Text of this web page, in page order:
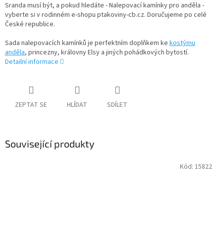
Sranda musí být, a pokud hledáte - Nalepovací kamínky pro anděla -
vyberte si v rodinném e-shopu ptakoviny-cb.cz. Doručujeme po celé
České republice.
Sada nalepovacích kamínků je perfektním doplňkem ke kostýmu
anděla, princezny, královny Elsy a jiných pohádkových bytostí.
Detailní informace
ZEPTAT SE HLÍDAT SDÍLET
Související produkty
Kód: 15822